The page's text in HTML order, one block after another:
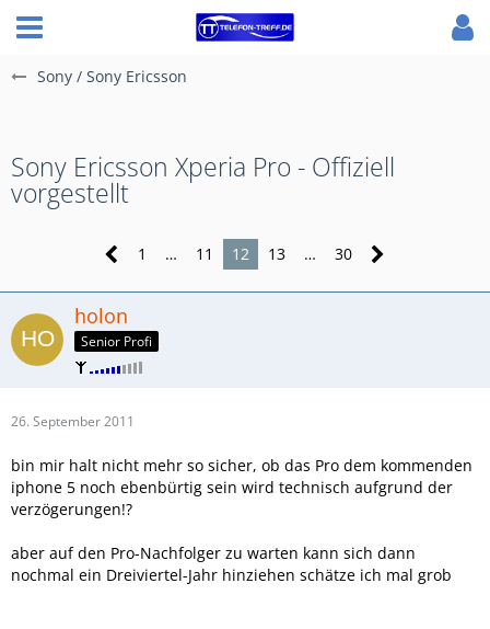
Sony / Sony Ericsson
Sony Ericsson Xperia Pro - Offiziell
vorgestellt
1 … 11 12 13 … 30
holon
Senior Profi
26. September 2011
bin mir halt nicht mehr so sicher, ob das Pro dem kommenden
iphone 5 noch ebenbürtig sein wird technisch aufgrund der
verzögerungen!?
aber auf den Pro-Nachfolger zu warten kann sich dann
nochmal ein Dreiviertel-Jahr hinziehen schätze ich mal grob